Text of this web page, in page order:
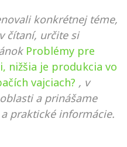
konkrétnej téme,
čítaní, určite si
Problémy pre
nižšia je produkcia vo
vajciach? , v
a prinášame
praktické informácie.